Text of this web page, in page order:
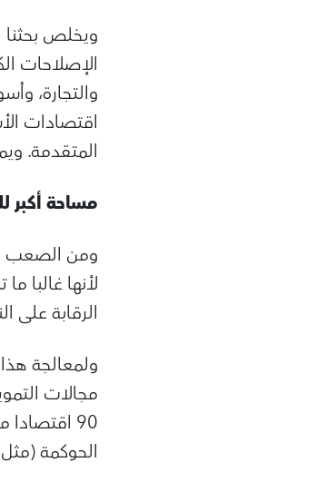
ويخلص بحثنا
الإصلاحات
والتجارة،
اقتصادات
المتقدمة. ويمكن
مساحة أكبر
ومن الصعب
لأنها غالبا
الرقابة على
ولمعالجة
مجالات
90
الحوكمة